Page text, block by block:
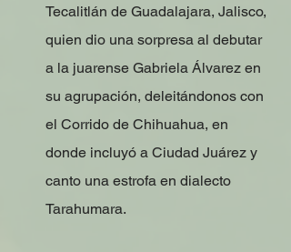
Tecalitlán de Guadalajara, Jalisco,
quien dio una sorpresa al debutar
a la juarense Gabriela Álvarez en
su agrupación, deleitándonos con
el Corrido de Chihuahua, en
donde incluyó a Ciudad Juárez y
canto una estrofa en dialecto
Tarahumara.